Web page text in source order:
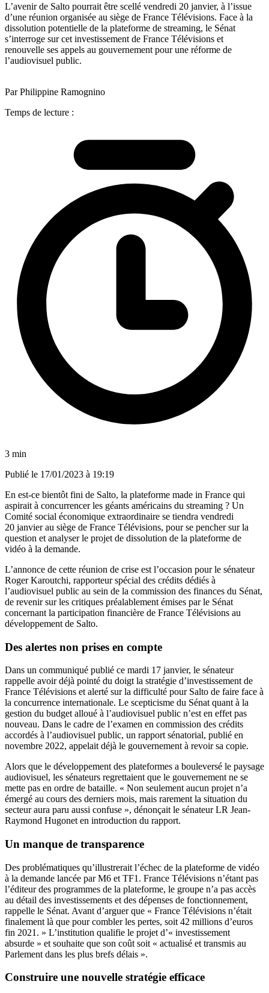
L’avenir de Salto pourrait être scellé vendredi 20 janvier, à l’issue
d’une réunion organisée au siège de France Télévisions. Face à la
dissolution potentielle de la plateforme de streaming, le Sénat
s’interroge sur cet investissement de France Télévisions et
renouvelle ses appels au gouvernement pour une réforme de
l’audiovisuel public.
Par Philippine Ramognino
Temps de lecture :
3 min
Publié le 17/01/2023 à 19:19
En est-ce bientôt fini de Salto, la plateforme made in France qui
aspirait à concurrencer les géants américains du streaming ? Un
Comité social économique extraordinaire se tiendra vendredi
20 janvier au siège de France Télévisions, pour se pencher sur la
question et analyser le projet de dissolution de la plateforme de
vidéo à la demande.
L’annonce de cette réunion de crise est l’occasion pour le sénateur
Roger Karoutchi, rapporteur spécial des crédits dédiés à
l’audiovisuel public au sein de la commission des finances du Sénat,
de revenir sur les critiques préalablement émises par le Sénat
concernant la participation financière de France Télévisions au
développement de Salto.
Des alertes non prises en compte
Dans un communiqué publié ce mardi 17 janvier, le sénateur
rappelle avoir déjà pointé du doigt la stratégie d’investissement de
France Télévisions et alerté sur la difficulté pour Salto de faire face à
la concurrence internationale. Le scepticisme du Sénat quant à la
gestion du budget alloué à l’audiovisuel public n’est en effet pas
nouveau. Dans le cadre de l’examen en commission des crédits
accordés à l’audiovisuel public, un rapport sénatorial, publié en
novembre 2022, appelait déjà le gouvernement à revoir sa copie.
Alors que le développement des plateformes a bouleversé le paysage
audiovisuel, les sénateurs regrettaient que le gouvernement ne se
mette pas en ordre de bataille. « Non seulement aucun projet n’a
émergé au cours des derniers mois, mais rarement la situation du
secteur aura paru aussi confuse », dénonçait le sénateur LR Jean-
Raymond Hugonet en introduction du rapport.
Un manque de transparence
Des problématiques qu’illustrerait l’échec de la plateforme de vidéo
à la demande lancée par M6 et TF1. France Télévisions n’étant pas
l’éditeur des programmes de la plateforme, le groupe n’a pas accès
au détail des investissements et des dépenses de fonctionnement,
rappelle le Sénat. Avant d’arguer que « France Télévisions n’était
finalement là que pour combler les pertes, soit 42 millions d’euros
fin 2021. » L’institution qualifie le projet d’« investissement
absurde » et souhaite que son coût soit « actualisé et transmis au
Parlement dans les plus brefs délais ».
Construire une nouvelle stratégie efficace